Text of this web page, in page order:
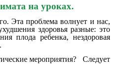
на уроках.
Эта проблема волнует и нас,
здоровья разные: это
плода ребенка, нездоровая
мероприятия? Следует